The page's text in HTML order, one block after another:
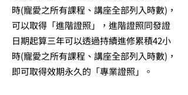
時(寵愛之所有課程、講座全部列入時數)，
可以取得「進階證照」，進階證照同發證
日期起算三年可以透過持續進修累積42小
時(寵愛之所有課程、講座全部列入時數)，
即可取得效期永久的「專業證照」。